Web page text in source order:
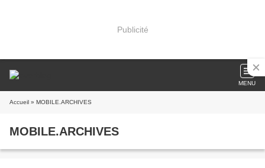
Publicité
MENU
Accueil » MOBILE.ARCHIVES
MOBILE.ARCHIVES